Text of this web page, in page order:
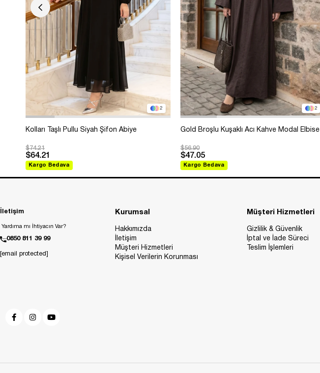
2
Kolları Taşlı Pullu Siyah Şifon Abiye
$74.21
$64.21
Kargo Bedava
2
Gold Broşlu Kuşaklı Acı Kahve Modal Elbise
$56.90
$47.05
Kargo Bedava
İletişim
Yardıma mı İhtiyacın Var?
0850 811 39 99
[email protected]
Kurumsal
Hakkımızda
İletişim
Müşteri Hizmetleri
Kişisel Verilerin Korunması
Müşteri Hizmetleri
Gizlilik & Güvenlik
İptal ve İade Süreci
Teslim İşlemleri